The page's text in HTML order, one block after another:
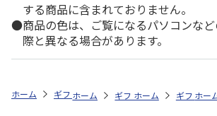
する商品に含まれておりません。
商品の色は、ご覧になるパソコンな
際と異なる場合があります。
ホーム ギフトストア お中元・夏ギフト特集
ホーム ギフトストア お中元
ホーム ギフトス
ホー